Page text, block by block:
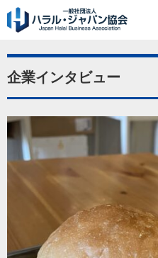
企業インタビュー